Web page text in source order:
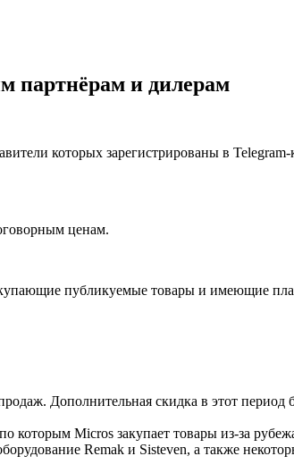
партнёрам и дилерам
которых зарегистрированы в Telegram-
ценам.
публикуемые товары и имеющие
Дополнительная скидка в этот период
которым Micros закупает товары из-за
Remak и Sisteven, а также